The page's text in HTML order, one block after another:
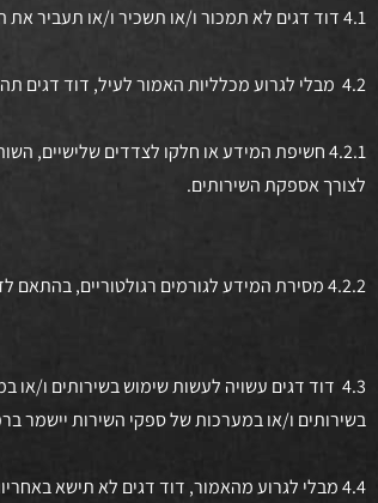
4.1 דוד דגים לא תמכור ו/או תשכיר ו/או תעביר את המידע במאגר, כולו או חלקו, לצד שלישי כלשהו, מבלי לקבל הסכמה לכך או מבלי שהדבר מותר או נדרש על פי דין.
4.2 מבלי לגרוע מכלליות האמור לעיל, דוד דגים תהא רשאית לשתף את המידע במאגר, עם צדדים שלישיים בכפוף לתנאים הבאים, ובהתאם לדין:
4.2.1 חשיפת המידע או חלקו לצדדים שלישיים,
לצורך אספקת השירותים.
4.2.2 מסירת המידע לגורמים רגולטוריים, בהתאם לדרישות רשות מוסמכת או בהתאם לדרישה בהליכים משפטיים, והכל בהתאם להוראות הדין.
4.3 דוד דגים עשויה לעשות שימוש בשירותים
בשירותים ו/או במערכות של ספקי השירות יישמר
4.4 מבלי לגרוע מהאמור, דוד דגים לא תישא באחריות בגין שימוש במידע אודות הלקוחות על ידי צדדים שלישיים, שנעשה שלא בשליטת החברה.